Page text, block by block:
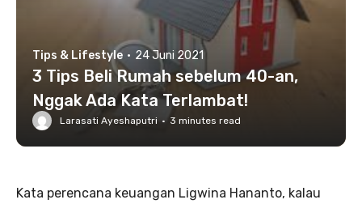
Tips & Lifestyle · 24 Juni 2021
3 Tips Beli Rumah sebelum 40-an,
Nggak Ada Kata Terlambat!
Larasati Ayeshaputri · 3 minutes read
Kata perencana keuangan Ligwina Hananto, kalau